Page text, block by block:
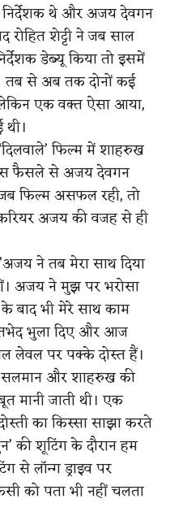
निर्देशक थे और अजय देवगन
शेट्टी ने जब साल
डेब्यू किया तो इसमें
तब से अब तक दोनों कई
एक वक्त ऐसा आया,
फिल्म में शाहरुख
फैसले से अजय देवगन
फिल्म असफल रही, तो
अजय की वजह से ही
ने तब मेरा साथ दिया
अजय ने मुझ पर भरोसा
बाद भी मेरे साथ काम
भुला दिए और आज
लेवल पर पक्के दोस्त हैं।
और शाहरुख की
मानी जाती थी। एक
का किस्सा साझा करते
की शूटिंग के दौरान हम
से लॉन्ग ड्राइव पर
को पता भी नहीं चलता